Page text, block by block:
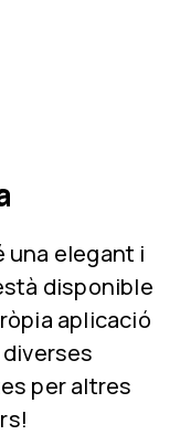
una elegant i
disponible
aplicació
per altres